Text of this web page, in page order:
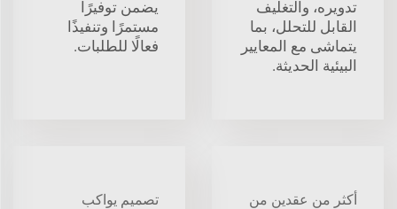
تدويره، والتغليف
القابل للتحلل، بما
يتماشى مع المعايير
البيئية الحديثة.
يضمن توفيرًا
مستمرًا وتنفيذًا
فعالًا للطلبات.
أكثر من عقدين من
تصميم يواكب